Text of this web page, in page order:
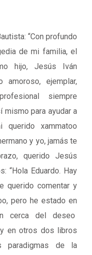
“Con profundo
de mi familia, el
hijo, Jesús Iván
amoroso, ejemplar,
siempre
para ayudar a
xammatoo
y yo, jamás te
querido Jesús
“Hola Eduardo. Hay
querido comentar y
pero he estado en
cerca del deseo
en otros dos libros
paradigmas de la